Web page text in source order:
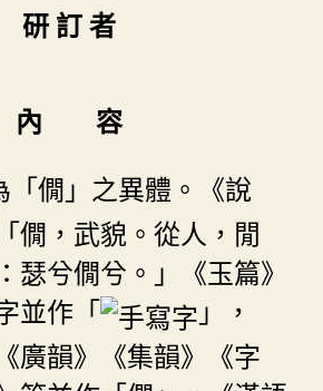
研 訂 者
內 容
「僩」之異體。《說
僩，武貌。從人，閒
瑟兮僩兮。」《玉篇》
並作「
」，
廣韻》《集韻》《字